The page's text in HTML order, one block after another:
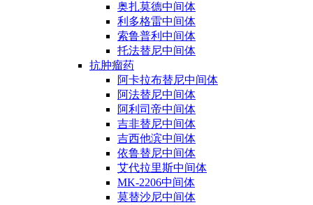
奥扎莫德中间体
利多格雷中间体
索鲁普利中间体
托法替尼中间体
抗肿瘤药
阿卡拉布替尼中间体
阿法替尼中间体
阿利司帝中间体
吉非替尼中间体
吉西他滨中间体
依鲁替尼中间体
艾代拉里斯中间体
MK-2206中间体
莫替沙尼中间体